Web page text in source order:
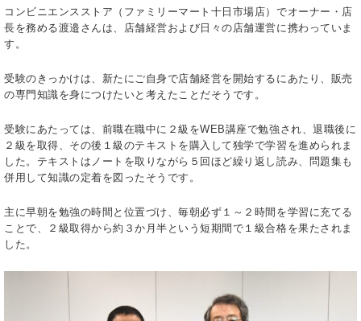
コンビニエンスストア（ファミリーマート十日市場店）でオーナー・店
長を務める渡邉さんは、店舗経営および日々の店舗運営に携わっていま
す。
受験のきっかけは、新たにご自身で店舗経営を開始するにあたり、販売
の専門知識を身につけたいと考えたことだそうです。
受験にあたっては、前職在職中に２級をWEB講座で勉強され、退職後に
２級を取得、その後１級のテキストを購入して独学で学習を進められま
した。テキストはノートを取りながら５回ほど繰り返し読み、問題集も
併用して知識の定着を図ったそうです。
主に早朝を勉強の時間と位置づけ、毎朝必ず１～２時間を学習に充てる
ことで、２級取得から約３か月半という短期間で１級合格を果たされま
した。